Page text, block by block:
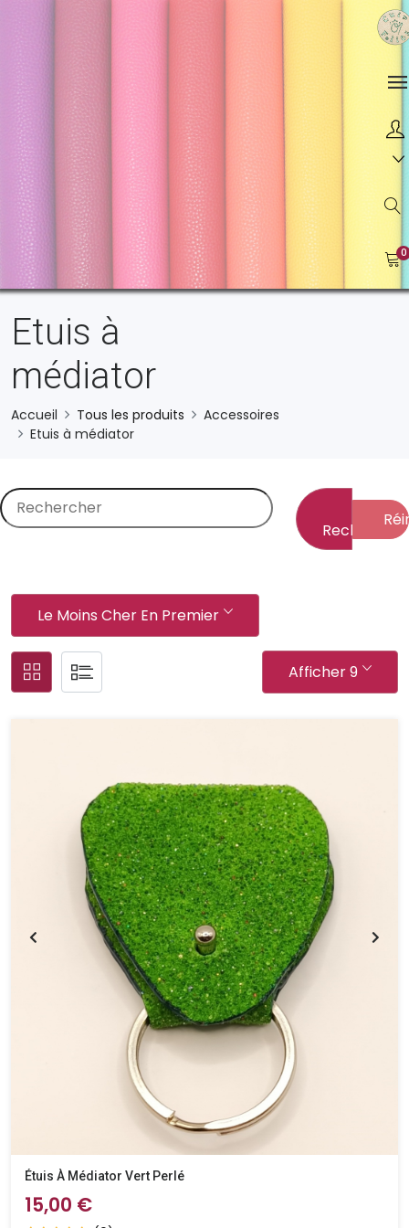
0
Etuis à
médiator
Accueil Tous les produits
Accessoires
Etuis à médiator
Rechercher
Le Moins Cher En Premier
Afficher 9
Étuis À Médiator Vert Perlé
15,00 €